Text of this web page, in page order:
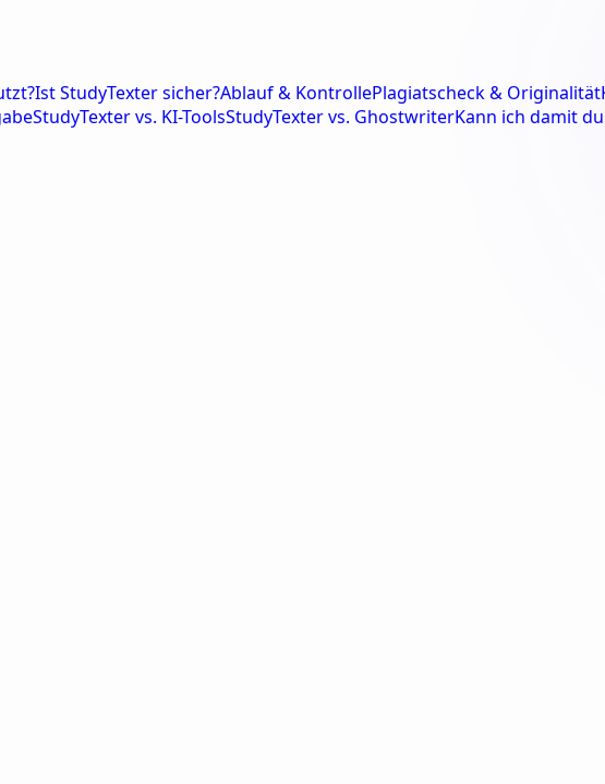
Ist StudyTexter sicher?Ablauf & KontrollePlagiatscheck & Originalität
StudyTexter vs. KI-ToolsStudyTexter vs. GhostwriterKann ich damit